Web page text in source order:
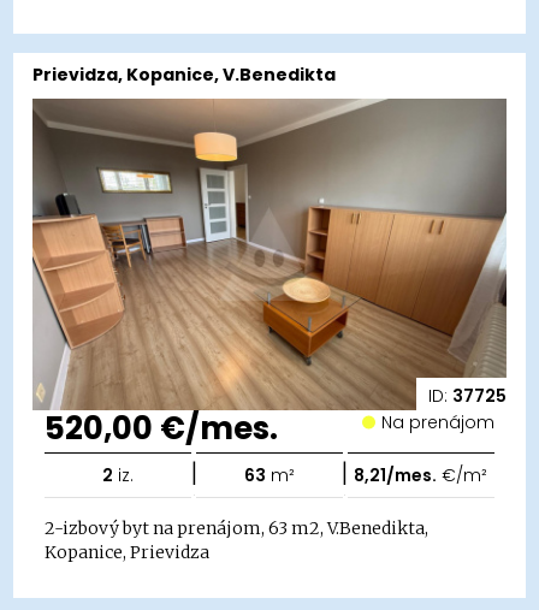
ID: 37725
Prievidza, Kopanice, V.Benedikta
520,00 €/mes. Na prenájom
2 iz. | 63 m² | 8,21/mes. €/m²
2-izbový byt na prenájom, 63 m2, V.Benedikta,
Kopanice, Prievidza